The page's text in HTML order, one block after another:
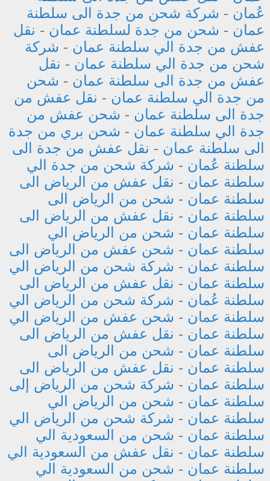
عُمان - شركة شحن من جدة الى سلطنة
عمان - شحن من جدة لسلطنة عمان - نقل
عفش من جدة الي سلطنة عمان - شركة
شحن من جدة الي سلطنة عمان - نقل
عفش من جدة الى سلطنة عمان - شحن
من جدة الي سلطنة عمان - نقل عفش من
جدة الى سلطنة عمان - شحن عفش من
جدة الي سلطنة عمان - شحن بري من جدة
الى سلطنة عمان - نقل عفش من جدة الى
سلطنة عُمان - شركة شحن من جدة الي
سلطنة عمان - نقل عفش من الرياض الى
سلطنة عمان - شحن من الرياض الى
سلطنة عمان - نقل عفش من الرياض الى
سلطنة عمان - شحن من الرياض الي
سلطنة عمان - شحن عفش من الرياض الى
سلطنة عمان - شركة شحن من الرياض الي
سلطنة عمان - نقل عفش من الرياض الى
سلطنة عُمان - شركة شحن من الرياض الي
سلطنة عمان - شحن عفش من الرياض الي
سلطنة عمان - نقل عفش من الرياض الى
سلطنة عمان - شحن من الرياض الى
سلطنة عمان - نقل عفش من الرياض الى
سلطنة عمان - شركة شحن من الرياض إلى
سلطنة عمان - شحن من الرياض الي
سلطنة عمان - شركة شحن من الرياض الي
سلطنة عمان - شحن من السعودية الي
سلطنة عمان - نقل عفش من السعودية الي
سلطنة عمان - شحن من السعودية الي